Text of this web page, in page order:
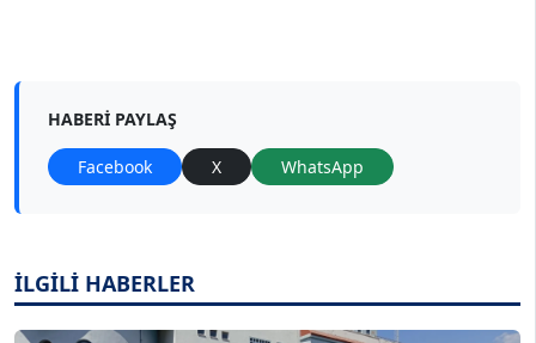
HABERI PAYLAŞ
Facebook X WhatsApp
İLGİLİ HABERLER